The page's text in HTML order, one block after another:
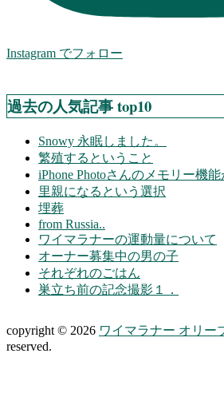
Instagram でフォロー
過去の人気記事 top10
Snowy 永眠しました。
繁殖するということ
iPhone Photoさんのメモリー機能
里親になるという選択
埋葬
from Russia..
ワイマラナーの運動量について
オーナー募集中の男の子
それぞれのごはん
巣立ち前の記念撮影１．
copyright © 2026 ワイマラナー オリー
reserved.